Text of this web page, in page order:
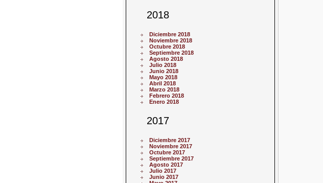
2018
Diciembre 2018
Noviembre 2018
Octubre 2018
Septiembre 2018
Agosto 2018
Julio 2018
Junio 2018
Mayo 2018
Abril 2018
Marzo 2018
Febrero 2018
Enero 2018
2017
Diciembre 2017
Noviembre 2017
Octubre 2017
Septiembre 2017
Agosto 2017
Julio 2017
Junio 2017